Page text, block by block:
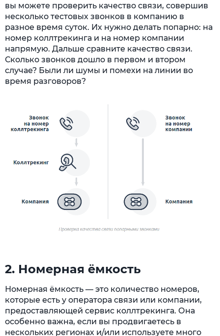
вы можете проверить качество связи, совершив
несколько тестовых звонков в компанию в
разное время суток. Их нужно делать попарно: на
номер коллтрекинга и на номер компании
напрямую. Дальше сравните качество связи.
Сколько звонков дошло в первом и втором
случае? Были ли шумы и помехи на линии во
время разговоров?
2. Номерная ёмкость
Номерная ёмкость — это количество номеров,
которые есть у оператора связи или компании,
предоставляющей сервис коллтрекинга. Она
особенно важна, если вы продвигаетесь в
нескольких регионах и/или используете много